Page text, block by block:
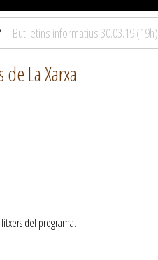
Butlletins informatius 30.03.19 (19h)
La Xarxa
del programa.